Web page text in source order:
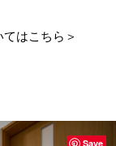
はこちら＞
Save